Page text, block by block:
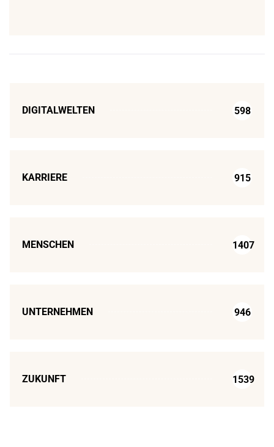
DIGITALWELTEN 598
KARRIERE 915
MENSCHEN 1407
UNTERNEHMEN 946
ZUKUNFT 1539